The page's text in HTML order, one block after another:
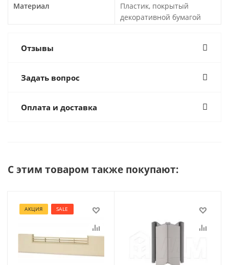
Материал
Пластик, покрытый
декоративной бумагой
Отзывы
Задать вопрос
Оплата и доставка
С этим товаром также покупают:
АКЦИЯ SALE